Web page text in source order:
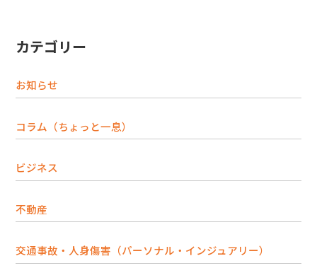
カテゴリー
お知らせ
コラム（ちょっと一息）
ビジネス
不動産
交通事故・人身傷害（パーソナル・インジュアリー）